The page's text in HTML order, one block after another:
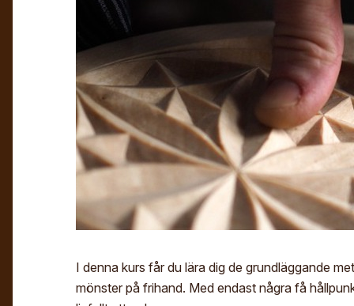
I denna kurs får du lära dig de grundläggande
mönster på frihand. Med endast några få